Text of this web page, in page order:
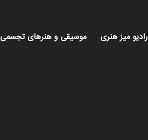
رادیو میز هنری موسیقی و هنرهای تجسمی